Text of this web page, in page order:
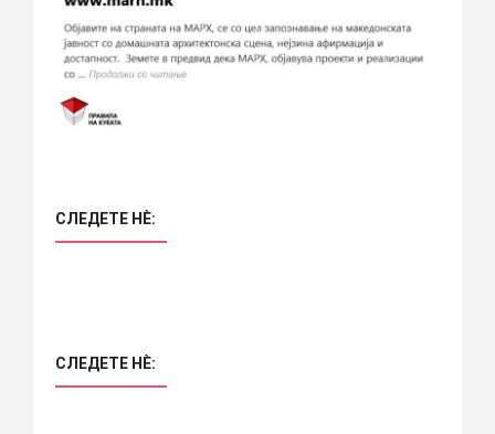
СЛЕДЕТЕ НÈ:
СЛЕДЕТЕ НÈ: